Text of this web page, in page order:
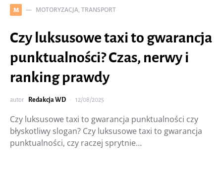
M MOTORYZACJA, TRANSPORT
Czy luksusowe taxi to gwarancja
punktualności? Czas, nerwy i
ranking prawdy
autor Redakcja WD 12/08/2025
Czy luksusowe taxi to gwarancja punktualności czy
błyskotliwy slogan? Czy luksusowe taxi to gwarancja
punktualności, czy raczej sprytnie…